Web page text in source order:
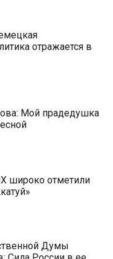
отражается в
Мой прадедушка
широко отметили
Думы